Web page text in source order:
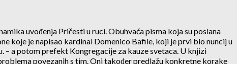
uvođenja Pričesti u ruci. Obuhvaća pisma koja su poslana
koje je napisao kardinal Domenico Bafile, koji je prvi bio nuncij u
– a potom prefekt Kongregacije za kauze svetaca. U knjizi
povezanih s tim. Oni također predlažu konkretne korake